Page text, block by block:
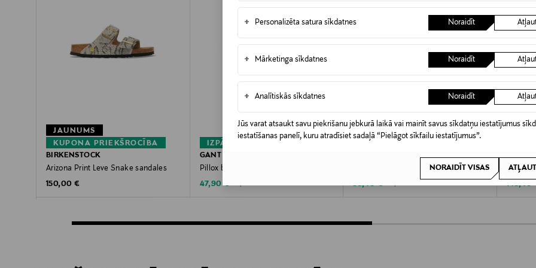
+ Personalizēta satura sīkdatnes Noraidīt
+ Mārketinga sīkdatnes Noraidīt
+ Analītiskās sīkdatnes Noraidīt
Jūs varat atsaukt savu piekrišanu jebkurā laikā vai mainīt savus sīkdatņu iestatījumus
iestatīšanas panelī, kuru atradīsiet sadaļā “Pielāgot sīkfailu iestatījumus”.
NORAIDĪT VISAS
KUPONA PRIEKŠROCĪBA
JAUNUMS
BIRKENSTOCK
Arizona Print Leve Snake sandales
Original Price
150,00 €
IZPĀRDOŠANA 40%
GANT
Pillox brīvā laika apavi
Discounted Price
47,90 € 79,90 €
IZPĀRDOŠANA 41%
MY ESSENTIAL WARDROBE
SunnaMW bikšusvārki
Discounted Price
59,40 € 99,95 € 149,40